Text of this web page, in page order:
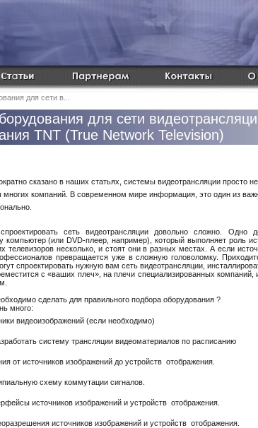
для сети в...
для сети
TNT (True Network Television)
сказано в наших статьях, системы видеотрансляции просто
многих компаний. В современном мире информация, это один из
сеть видеотрансляции довольно сложно. Одно
компьютер (или DVD-плеер, например), который выполняет роль
телевизоров несколько, и стоят они в разных местах. А если
превращается уже в сложную головоломку.
спроектировать нужную вам сеть видеотрансляции,
с «ваших плеч», на плечи специализированных компаний,
сделать для правильного подбора оборудования ?
много:
видеоизображений (если необходимо)
систему трансляции видеоматериалов по расписанию
от источников изображений до устройств отображения.
схему коммутации сигналов.
источников изображений и устройств отображения.
источников изображений и устройств отображения.